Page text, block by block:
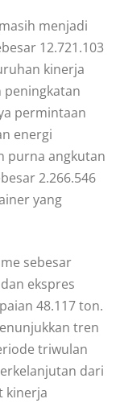
menjadi
12.721.103
kinerja
peningkatan
permintaan
energi
purna angkutan
2.266.546
yang
sebesar
ekspres
48.117 ton.
tren
triwulan
dari
kinerja